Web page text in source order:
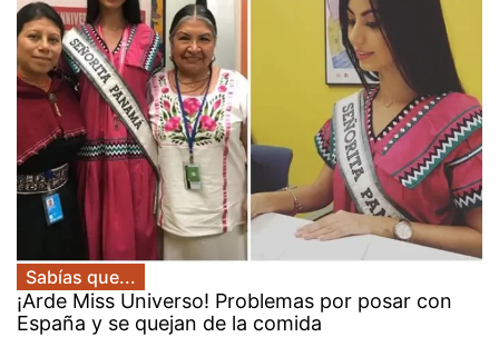
Sabías que...
¡Arde Miss Universo! Problemas por posar con
España y se quejan de la comida